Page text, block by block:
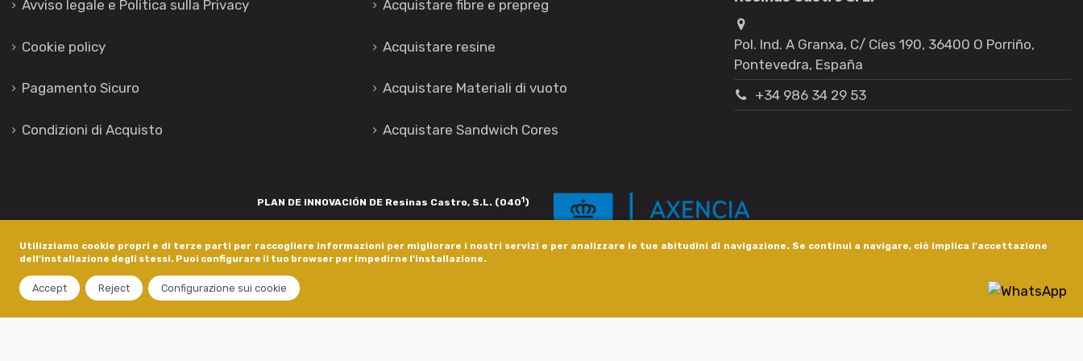
Utilizziamo cookie propri e di terze parti per raccogliere informazioni per migliorare i nostri servizi e per analizzare le tue abitudini di navigazione. Se continui a navigare, ciò implica l'accettazione
dell'installazione degli stessi. Puoi configurare il tuo browser per impedirne l'installazione.
Accept Reject Configurazione sui cookie
Avviso legale e Politica sulla Privacy
Cookie policy
Pagamento Sicuro
Condizioni di Acquisto
Acquistare fibre e prepreg
Acquistare resine
Acquistare Materiali di vuoto
Acquistare Sandwich Cores
Pol. Ind. A Granxa, C/ Cíes 190, 36400 O Porriño,
Pontevedra, España
+34 986 34 29 53
PLAN DE INNOVACIÓN DE Resinas Castro, S.L. (0401 )
está financiada pola Xunta de Galicia, a través de axudas concedidas pola Axencia Galega de Innovación,
dentro do programa de axudas a empresa. InnovaPeme 2023.